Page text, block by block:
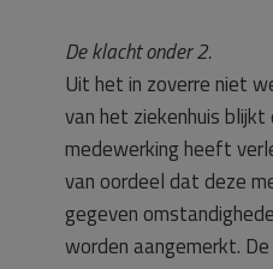
De klacht onder 2.
Uit het in zoverre niet
van het ziekenhuis
medewerking heeft
van oordeel dat deze
gegeven
worden aangemerkt.